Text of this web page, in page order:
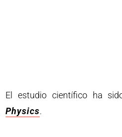
El estudio científico ha
Physics.